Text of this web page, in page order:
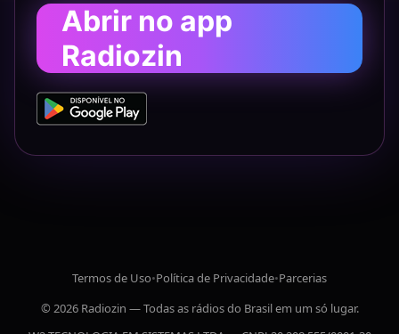
Abrir no app
Radiozin
Termos de Uso•Política de Privacidade•Parcerias
© 2026 Radiozin — Todas as rádios do Brasil em um só lugar.